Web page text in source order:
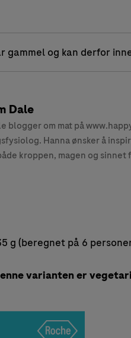
gammel og kan derfor
Dale
blogger om mat på
Hanna ønsker å
kroppen, magen og sinnet
g (beregnet på 6
varianten er